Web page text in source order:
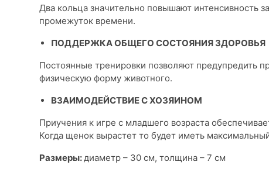
Два кольца значительно повышают интенсивность
промежуток времени.
ПОДДЕРЖКА ОБЩЕГО СОСТОЯНИЯ ЗДОРОВЬЯ
Постоянные тренировки позволяют
физическую форму животного.
ВЗАИМОДЕЙСТВИЕ С ХОЗЯИНОМ
Приучения к игре с младшего возраста
Когда щенок вырастет то будет иметь
Размеры:диаметр – 30 см, толщина – 7 см